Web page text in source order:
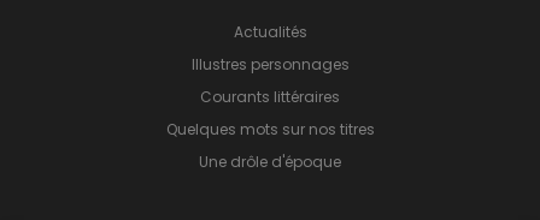
Actualités
Illustres personnages
Courants littéraires
Quelques mots sur nos titres
Une drôle d'époque